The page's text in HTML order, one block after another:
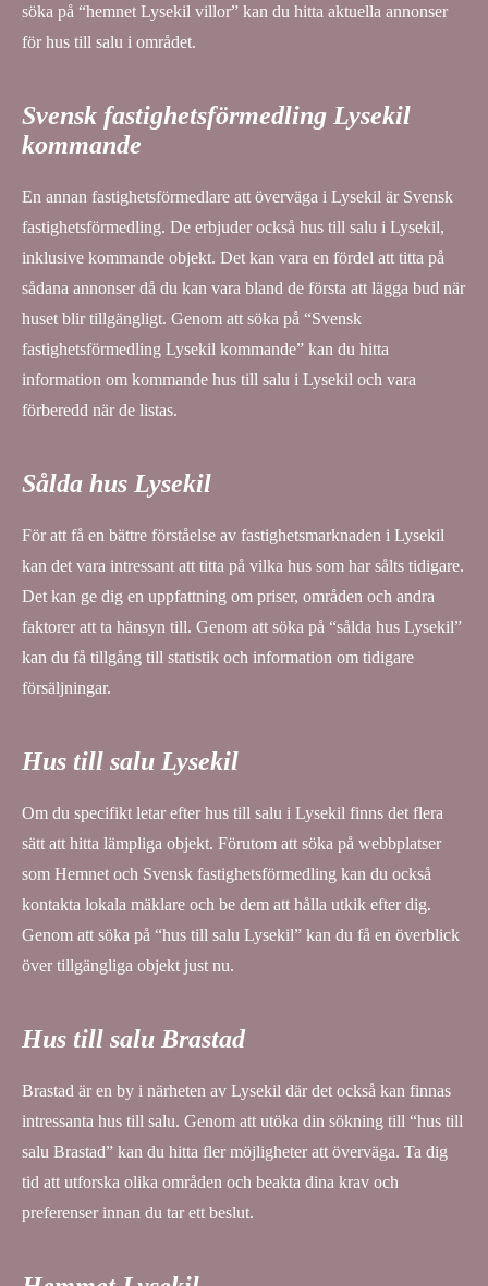
söka på “hemnet Lysekil villor” kan du hitta aktuella annonser
för hus till salu i området.
Svensk fastighetsförmedling Lysekil
kommande
En annan fastighetsförmedlare att överväga i Lysekil är Svensk
fastighetsförmedling. De erbjuder också hus till salu i Lysekil,
inklusive kommande objekt. Det kan vara en fördel att titta på
sådana annonser då du kan vara bland de första att lägga bud när
huset blir tillgängligt. Genom att söka på “Svensk
fastighetsförmedling Lysekil kommande” kan du hitta
information om kommande hus till salu i Lysekil och vara
förberedd när de listas.
Sålda hus Lysekil
För att få en bättre förståelse av fastighetsmarknaden i Lysekil
kan det vara intressant att titta på vilka hus som har sålts tidigare.
Det kan ge dig en uppfattning om priser, områden och andra
faktorer att ta hänsyn till. Genom att söka på “sålda hus Lysekil”
kan du få tillgång till statistik och information om tidigare
försäljningar.
Hus till salu Lysekil
Om du specifikt letar efter hus till salu i Lysekil finns det flera
sätt att hitta lämpliga objekt. Förutom att söka på webbplatser
som Hemnet och Svensk fastighetsförmedling kan du också
kontakta lokala mäklare och be dem att hålla utkik efter dig.
Genom att söka på “hus till salu Lysekil” kan du få en överblick
över tillgängliga objekt just nu.
Hus till salu Brastad
Brastad är en by i närheten av Lysekil där det också kan finnas
intressanta hus till salu. Genom att utöka din sökning till “hus till
salu Brastad” kan du hitta fler möjligheter att överväga. Ta dig
tid att utforska olika områden och beakta dina krav och
preferenser innan du tar ett beslut.